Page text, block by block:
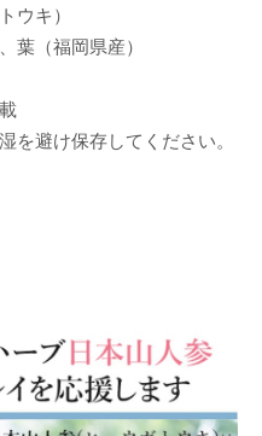
ウキ）
葉（福岡県産）
を避け保存してください。